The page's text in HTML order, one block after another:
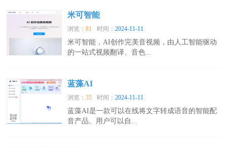
米可智能
浏览：81 时间：2024-11-11
米可智能，AI创作完美音视频，由人工智能驱动
的一站式视频翻译、音色...
蓝藻AI
浏览：35 时间：2024-11-11
蓝藻AI是一款可以在线将文字转成语音的智能配
音产品。用户可以自...